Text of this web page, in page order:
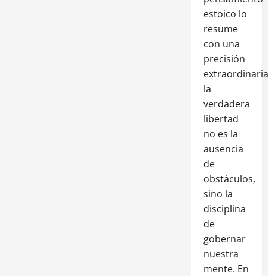
estoico lo
resume
con una
precisión
la
verdadera
libertad
no es la
ausencia
de
obstáculos,
sino la
disciplina
de
gobernar
nuestra
mente. En